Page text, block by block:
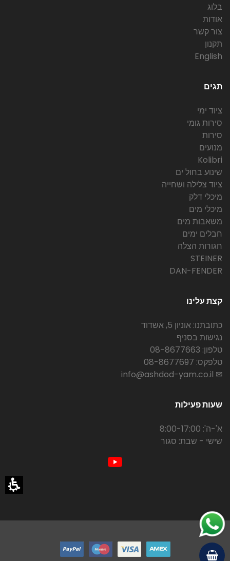
בלוג
אודות
צור קשר
תקנון
English
תגים
ציוד ימי
סירות גומי
סירות
מנועים
Kolibri
שינוע בחול ים
ציוד צלילה ושחייה
מיכלי דלק
מיכלי מים
משאבות מים
חבלים ימים
חגורות הצלה
STEINER
DAN-FENDER
קצת עלינו
כתובתנו: אוניון 5, אשדוד
נגישות בסניף
טלפון: 08-8677663
טלפקס: 08-8677697
✉ info@ashdod-yam.co.il
שעות פעילות
א'-ה': 8:00-17:00
שישי - שבת: סגור